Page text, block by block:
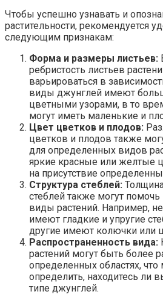
Чтобы успешно узнавать и
растительности, рекомендуется
следующим признакам:
Форма и размеры листьев:
ребристость листьев
варьироваться в
виды джунглей имеют
цветными узорами, в то
могут иметь маленькие и
Цвет цветков и плодов:
цветков и плодов также
для определенных видов
яркие красные или желтые
на присутствие
Структура стеблей:
стеблей также могут
виды растений. Например,
имеют гладкие и упругие
другие имеют колючки или
Распространенность вида:
растений могут быть более
определенных областях,
определить, находитесь ли
типе джунглей.